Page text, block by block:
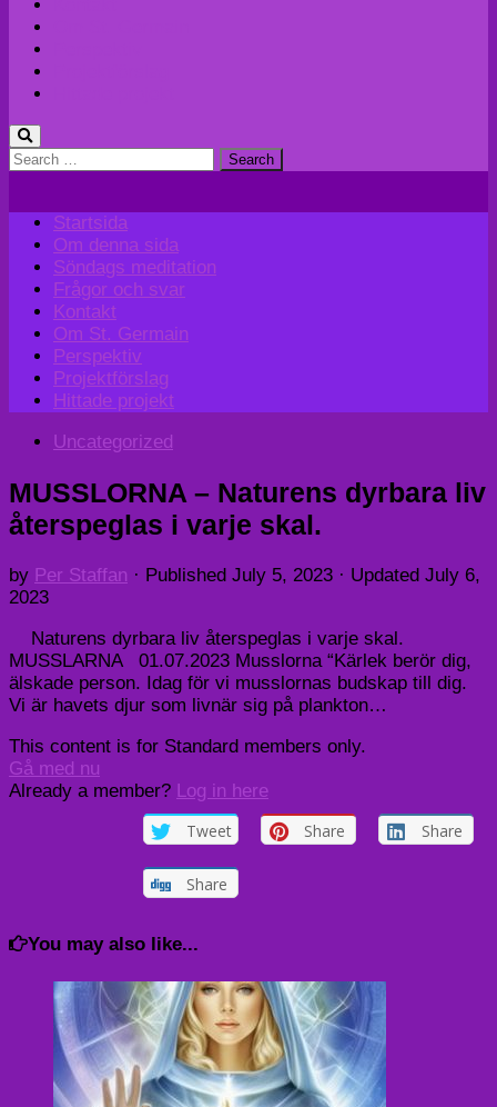
Search
Startsida
Om denna sida
Söndags meditation
Frågor och svar
Kontakt
Om St. Germain
Perspektiv
Projektförslag
Hittade projekt
Uncategorized
MUSSLORNA – Naturens dyrbara liv
återspeglas i varje skal.
by Per Staffan · Published July 5, 2023 · Updated July 6,
2023
Naturens dyrbara liv återspeglas i varje skal.
MUSSLARNA 01.07.2023 Musslorna “Kärlek berör dig,
älskade person. Idag för vi musslornas budskap till dig.
Vi är havets djur som livnär sig på plankton…
This content is for Standard members only.
Gå med nu
Already a member? Log in here
Tweet
Share Share
Share
You may also like...